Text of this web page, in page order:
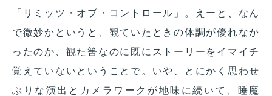
「リミッツ・オブ・コントロール」。えーと、なん
で微妙かというと、観ていたときの体調が優れなか
ったのか、観た筈なのに既にストーリーをイマイチ
覚えていないということで。いや、とにかく思わせ
ぶりな演出とカメラワークが地味に続いて、睡魔